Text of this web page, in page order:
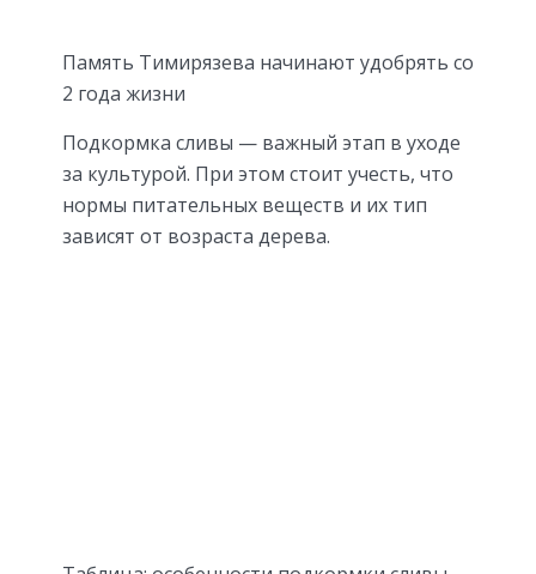
Память Тимирязева начинают удобрять со
2 года жизни
Подкормка сливы — важный этап в уходе
за культурой. При этом стоит учесть, что
нормы питательных веществ и их тип
зависят от возраста дерева.